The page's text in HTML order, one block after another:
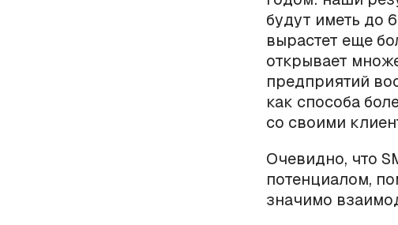
будут иметь до
вырастет еще
открывает
предприятий
как способа
со своими
Очевидно, что
потенциалом,
значимо